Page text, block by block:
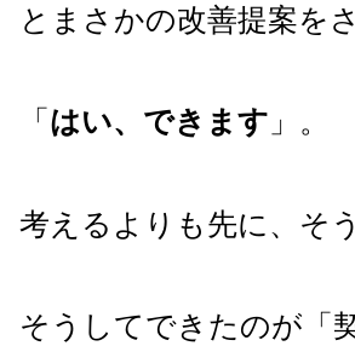
とまさかの改善提案を
「 はい、できます 」。
考えるよりも先に、そ
そうしてできたのが「